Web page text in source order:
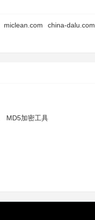
miclean.com china-dalu.com
MD5加密工具